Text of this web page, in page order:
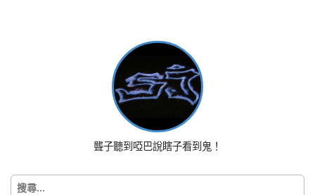
o
聾子聽到啞巴說瞎子看到鬼！
搜